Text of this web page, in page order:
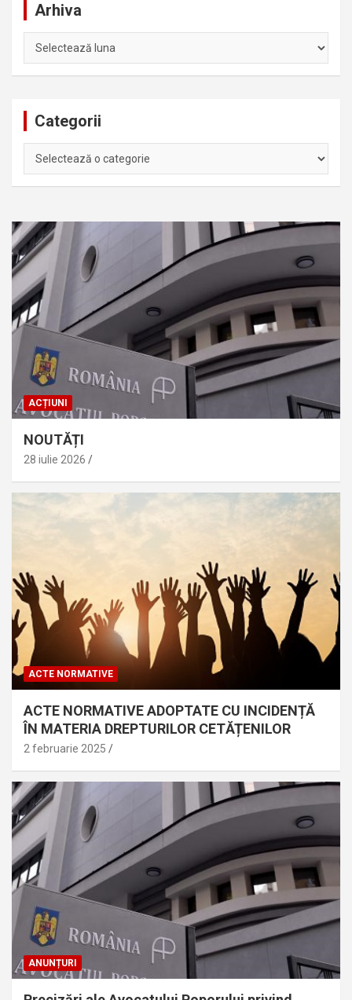
Arhiva
Categorii
ACȚIUNI
NOUTĂȚI
28 iulie 2026
ACTE NORMATIVE
ACTE NORMATIVE ADOPTATE CU INCIDENȚĂ
ÎN MATERIA DREPTURILOR CETĂȚENILOR
2 februarie 2025
ANUNȚURI